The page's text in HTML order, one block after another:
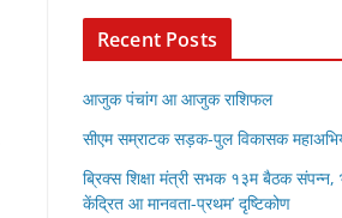
Recent Posts
आजुक पंचांग आ आजुक राशिफल
सीएम सम्राटक सड़क-पुल विकासक
ब्रिक्स शिक्षा मंत्री सभक १३म बैठक संपन्न,
केंद्रित आ मानवता-प्रथम’ दृष्टिकोण